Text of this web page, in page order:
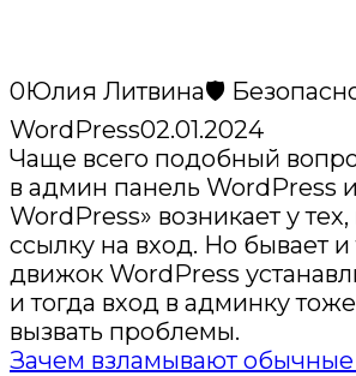
0Юлия Литвина🛡️
WordPress02.01.2024
Чаще всего подобный
в админ панель WordPress
WordPress» возникает у
ссылку на вход. Но бывает и
движок WordPress
и тогда вход в админку
вызвать проблемы.
Зачем взламывают обычные